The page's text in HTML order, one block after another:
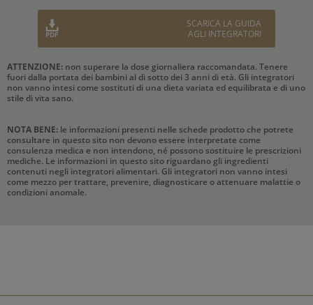
SCARICA LA GUIDA
AGLI INTEGRATORI
ATTENZIONE: non superare la dose giornaliera raccomandata. Tenere
fuori dalla portata dei bambini al di sotto dei 3 anni di età. Gli integratori
non vanno intesi come sostituti di una dieta variata ed equilibrata e di uno
stile di vita sano.
NOTA BENE: le informazioni presenti nelle schede prodotto che potrete
consultare in questo sito non devono essere interpretate come
consulenza medica e non intendono, né possono sostituire le prescrizioni
mediche. Le informazioni in questo sito riguardano gli ingredienti
contenuti negli integratori alimentari. Gli integratori non vanno intesi
come mezzo per trattare, prevenire, diagnosticare o attenuare malattie o
condizioni anomale.